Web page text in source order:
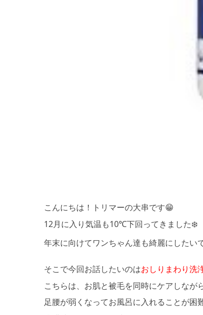
こんにちは！トリマーの大串です😁
12月に入り気温も10℃下回ってきました❄️
年末に向けてワンちゃん達も綺麗にしたい
そこで今回お話したいのはおしりまわり洗
こちらは、お肌と被毛を同時にケアしな
足腰が弱くなってお風呂に入れることが困